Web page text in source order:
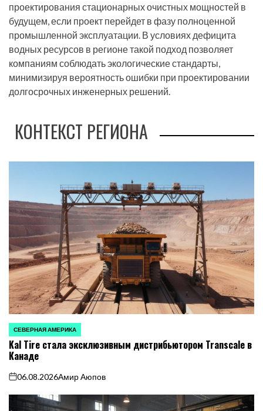
проектирования стационарных очистных мощностей в
будущем, если проект перейдет в фазу полноценной
промышленной эксплуатации. В условиях дефицита
водных ресурсов в регионе такой подход позволяет
компаниям соблюдать экологические стандарты,
минимизируя вероятность ошибки при проектировании
долгосрочных инженерных решений.
КОНТЕКСТ РЕГИОНА
ОПУБЛИКОВАНО
В
СЕВЕРНАЯ АМЕРИКА
Kal Tire стала эксклюзивным дистрибьютором Transcale в
Канаде
on
06.08.2026Амир Аюпов